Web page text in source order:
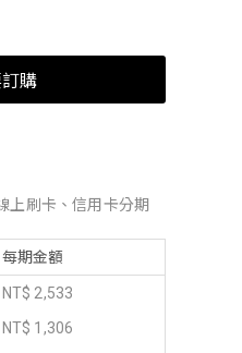
購
上刷卡、信用卡分期
每期金額
NT$ 2,533
NT$ 1,306